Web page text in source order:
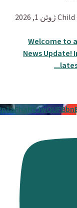
Child
ژوئن 1, 2026
Welcome to
News Update!
...